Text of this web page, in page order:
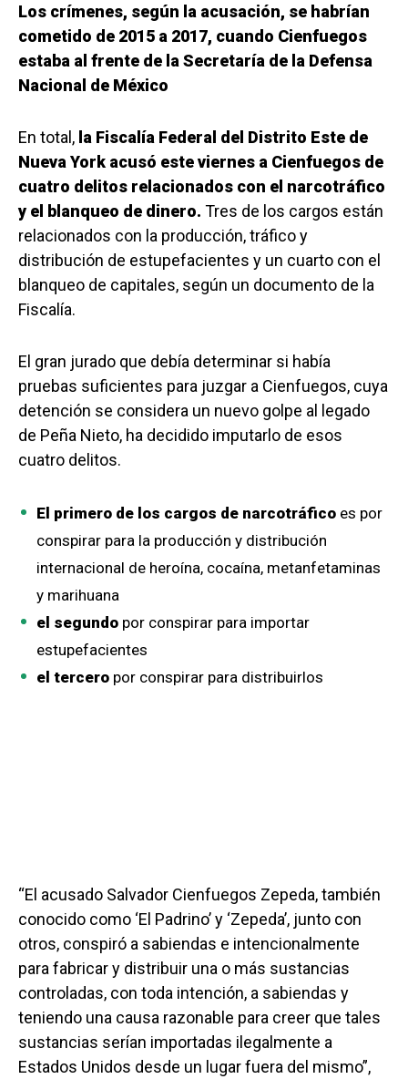
Los crímenes, según la acusación, se habrían
cometido de 2015 a 2017, cuando Cienfuegos
estaba al frente de la Secretaría de la Defensa
Nacional de México
En total, la Fiscalía Federal del Distrito Este de
Nueva York acusó este viernes a Cienfuegos de
cuatro delitos relacionados con el narcotráfico
y el blanqueo de dinero. Tres de los cargos están
relacionados con la producción, tráfico y
distribución de estupefacientes y un cuarto con el
blanqueo de capitales, según un documento de la
Fiscalía.
El gran jurado que debía determinar si había
pruebas suficientes para juzgar a Cienfuegos, cuya
detención se considera un nuevo golpe al legado
de Peña Nieto, ha decidido imputarlo de esos
cuatro delitos.
El primero de los cargos de narcotráfico es por
conspirar para la producción y distribución
internacional de heroína, cocaína, metanfetaminas
y marihuana
el segundo por conspirar para importar
estupefacientes
el tercero por conspirar para distribuirlos
“El acusado Salvador Cienfuegos Zepeda, también
conocido como ‘El Padrino’ y ‘Zepeda’, junto con
otros, conspiró a sabiendas e intencionalmente
para fabricar y distribuir una o más sustancias
controladas, con toda intención, a sabiendas y
teniendo una causa razonable para creer que tales
sustancias serían importadas ilegalmente a
Estados Unidos desde un lugar fuera del mismo”,